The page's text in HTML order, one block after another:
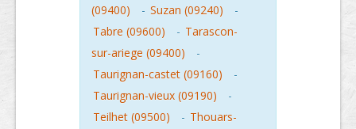
(09400)
- Suzan (09240)
-
Tabre (09600)
- Tarascon-
sur-ariege (09400)
-
Taurignan-castet (09160)
-
Taurignan-vieux (09190)
-
Teilhet (09500)
- Thouars-